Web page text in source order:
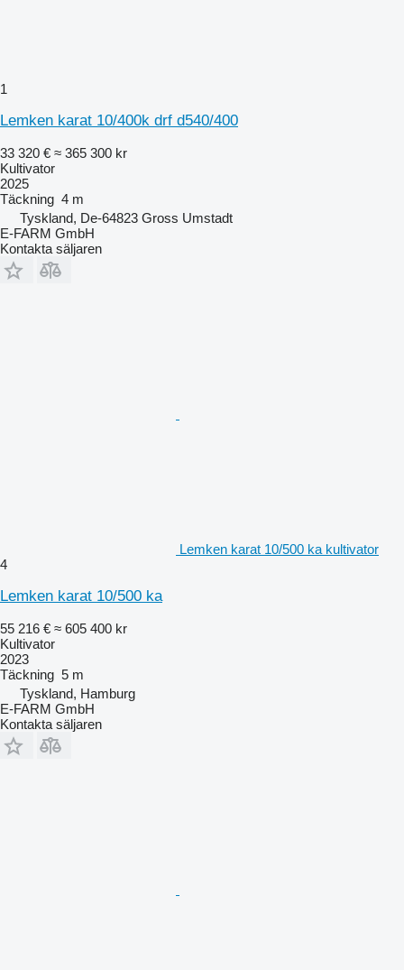
1
Lemken karat 10/400k drf d540/400
33 320 € ≈ 365 300 kr
Kultivator
2025
Täckning 4 m
Tyskland, De-64823 Gross Umstadt
E-FARM GmbH
Kontakta säljaren
Lemken karat 10/500 ka kultivator
4
Lemken karat 10/500 ka
55 216 € ≈ 605 400 kr
Kultivator
2023
Täckning 5 m
Tyskland, Hamburg
E-FARM GmbH
Kontakta säljaren